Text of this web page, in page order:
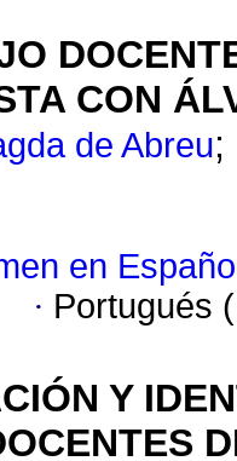
CON
de Abreu;
en
· Portugués
Y